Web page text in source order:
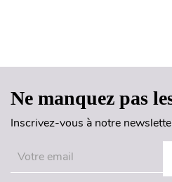
Ne manquez pas
Inscrivez-vous à notre